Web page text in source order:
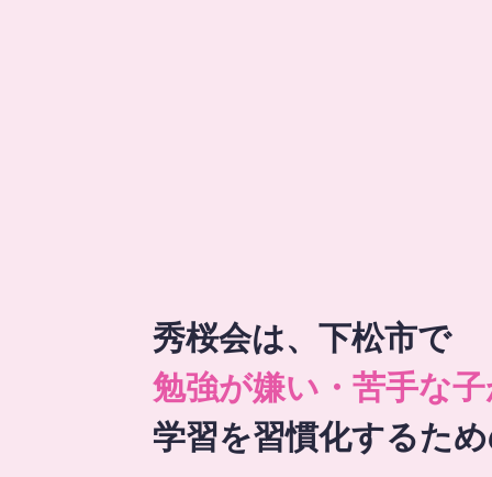
秀桜会は、下松市で
勉強が嫌い・苦手な
学習を習慣化するた